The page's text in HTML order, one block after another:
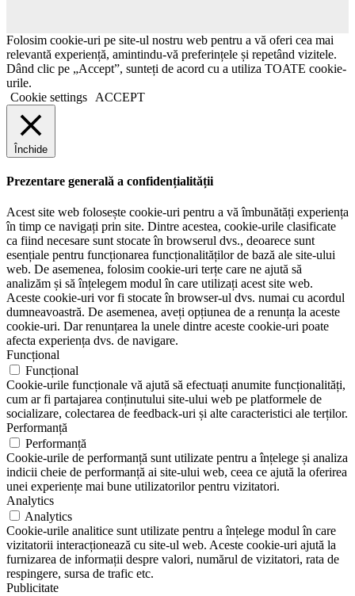
Folosim cookie-uri pe site-ul nostru web pentru a vă oferi cea mai
relevantă experiență, amintindu-vă preferințele și repetând vizitele.
Dând clic pe „Accept”, sunteți de acord cu a utiliza TOATE cookie-
urile.
Cookie settings
ACCEPT
Închide
Prezentare generală a confidențialității
Acest site web folosește cookie-uri pentru a vă îmbunătăți experiența
în timp ce navigați prin site. Dintre acestea, cookie-urile clasificate
ca fiind necesare sunt stocate în browserul dvs., deoarece sunt
esențiale pentru funcționarea funcționalităților de bază ale site-ului
web. De asemenea, folosim cookie-uri terțe care ne ajută să
analizăm și să înțelegem modul în care utilizați acest site web.
Aceste cookie-uri vor fi stocate în browser-ul dvs. numai cu acordul
dumneavoastră. De asemenea, aveți opțiunea de a renunța la aceste
cookie-uri. Dar renunțarea la unele dintre aceste cookie-uri poate
afecta experiența dvs. de navigare.
Funcțional
Funcțional
Cookie-urile funcționale vă ajută să efectuați anumite funcționalități,
cum ar fi partajarea conținutului site-ului web pe platformele de
socializare, colectarea de feedback-uri și alte caracteristici ale terților.
Performanță
Performanță
Cookie-urile de performanță sunt utilizate pentru a înțelege și analiza
indicii cheie de performanță ai site-ului web, ceea ce ajută la oferirea
unei experiențe mai bune utilizatorilor pentru vizitatori.
Analytics
Analytics
Cookie-urile analitice sunt utilizate pentru a înțelege modul în care
vizitatorii interacționează cu site-ul web. Aceste cookie-uri ajută la
furnizarea de informații despre valori, numărul de vizitatori, rata de
respingere, sursa de trafic etc.
Publicitate